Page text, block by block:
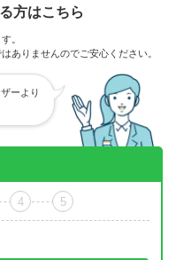
方はこちら
。
ありませんのでご安心ください。
ーより
4 5